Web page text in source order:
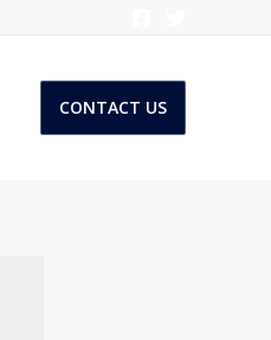
CONTACT US